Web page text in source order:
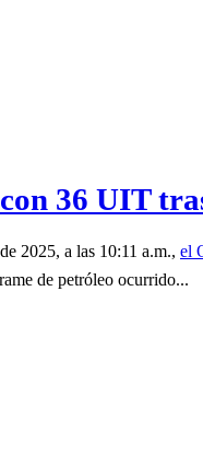
36 UIT
2025, a las 10:11 a.m., el
de petróleo ocurrido...